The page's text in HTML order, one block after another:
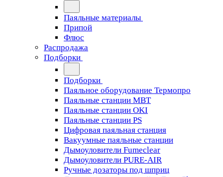
Паяльные материалы
Припой
Флюс
Распродажа
Подборки
Подборки
Паяльное оборудование Термопро
Паяльные станции MBT
Паяльные станции OKI
Паяльные станции PS
Цифровая паяльная станция
Вакуумные паяльные станции
Дымоуловители Fumeclear
Дымоуловители PURE-AIR
Ручные дозаторы под шприц